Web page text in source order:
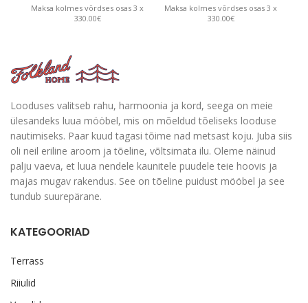
Maksa kolmes võrdses osas 3 x
330.00€
Maksa kolmes võrdses osas 3 x
330.00€
Looduses valitseb rahu, harmoonia ja kord, seega on meie
ülesandeks luua mööbel, mis on mõeldud tõeliseks looduse
nautimiseks. Paar kuud tagasi tõime nad metsast koju. Juba siis
oli neil eriline aroom ja tõeline, võltsimata ilu. Oleme näinud
palju vaeva, et luua nendele kaunitele puudele teie hoovis ja
majas mugav rakendus. See on tõeline puidust mööbel ja see
tundub suurepärane.
KATEGOORIAD
Terrass
Riiulid